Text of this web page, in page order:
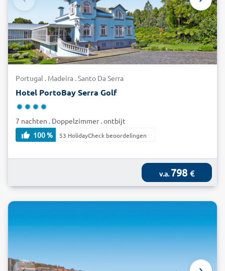
Portugal . Madeira . Santo Da Serra
Hotel PortoBay Serra Golf
7 nachten . Doppelzimmer . ontbijt
100 %
53 HolidayCheck beoordelingen
v.a.798 €